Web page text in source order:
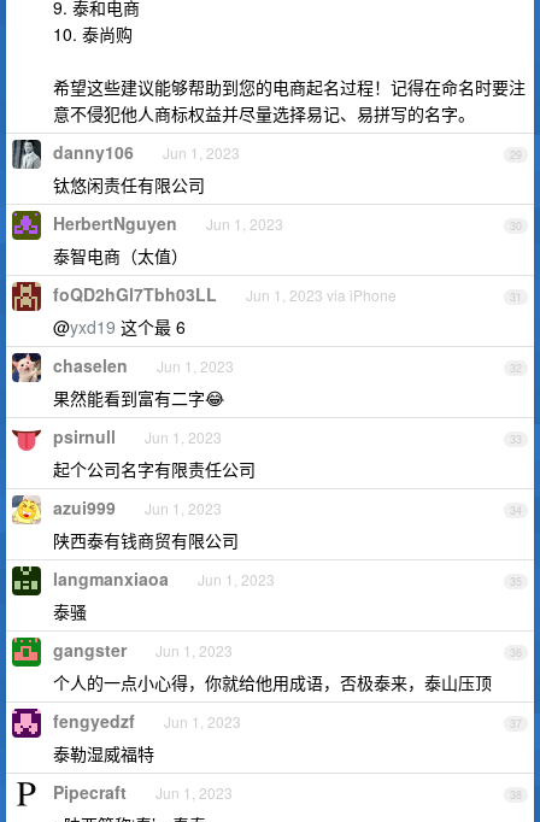
9. 泰和电商
10. 泰尚购
希望这些建议能够帮助到您的电商起名过程！记得在命名时要注
意不侵犯他人商标权益并尽量选择易记、易拼写的名字。
29
danny106 Jun 1, 2023
钛悠闲责任有限公司
30
HerbertNguyen Jun 1, 2023
泰智电商（太值）
31
foQD2hGl7Tbh03LL Jun 1, 2023 via iPhone
@yxd19 这个最 6
32
chaselen Jun 1, 2023
果然能看到富有二字😂
33
psirnull Jun 1, 2023
起个公司名字有限责任公司
34
azui999 Jun 1, 2023
陕西泰有钱商贸有限公司
35
langmanxiaoa Jun 1, 2023
泰骚
36
gangster Jun 1, 2023
个人的一点小心得，你就给他用成语，否极泰来，泰山压顶
37
fengyedzf Jun 1, 2023
泰勒湿威福特
38
Pipecraft Jun 1, 2023